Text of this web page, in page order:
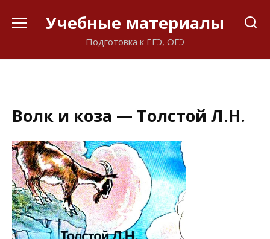
Учебные материалы
Подготовка к ЕГЭ, ОГЭ
Волк и коза — Толстой Л.Н.